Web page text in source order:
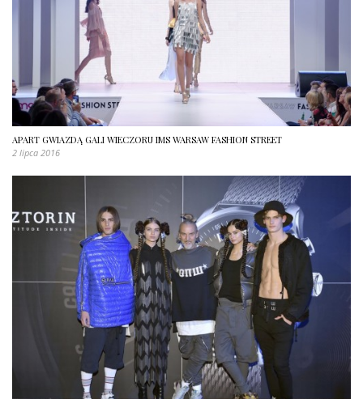
APART GWIAZDĄ GALI WIECZORU IMS WARSAW FASHION STREET
2 lipca 2016